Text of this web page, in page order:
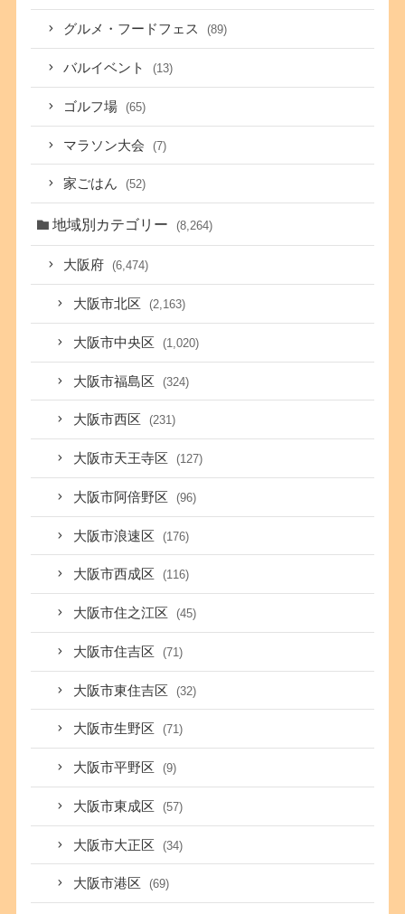
グルメ・フードフェス (89)
バルイベント (13)
ゴルフ場 (65)
マラソン大会 (7)
家ごはん (52)
地域別カテゴリー (8,264)
大阪府 (6,474)
大阪市北区 (2,163)
大阪市中央区 (1,020)
大阪市福島区 (324)
大阪市西区 (231)
大阪市天王寺区 (127)
大阪市阿倍野区 (96)
大阪市浪速区 (176)
大阪市西成区 (116)
大阪市住之江区 (45)
大阪市住吉区 (71)
大阪市東住吉区 (32)
大阪市生野区 (71)
大阪市平野区 (9)
大阪市東成区 (57)
大阪市大正区 (34)
大阪市港区 (69)